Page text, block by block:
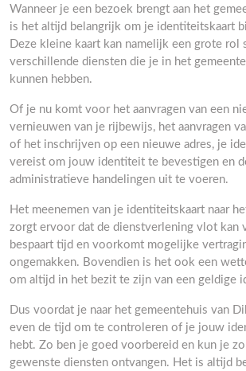
Wanneer je een bezoek brengt aan het
is het altijd belangrijk om je identiteitskaart
Deze kleine kaart kan namelijk een grote rol
verschillende diensten die je in het
kunnen hebben.
Of je nu komt voor het aanvragen van een
vernieuwen van je rijbewijs, het aanvragen
of het inschrijven op een nieuwe adres, je
vereist om jouw identiteit te bevestigen en
administratieve handelingen uit te voeren.
Het meenemen van je identiteitskaart naar
zorgt ervoor dat de dienstverlening vlot kan
bespaart tijd en voorkomt mogelijke
ongemakken. Bovendien is het ook een
om altijd in het bezit te zijn van een geldige
Dus voordat je naar het gemeentehuis van
even de tijd om te controleren of je jouw
hebt. Zo ben je goed voorbereid en kun je
gewenste diensten ontvangen. Het is altijd